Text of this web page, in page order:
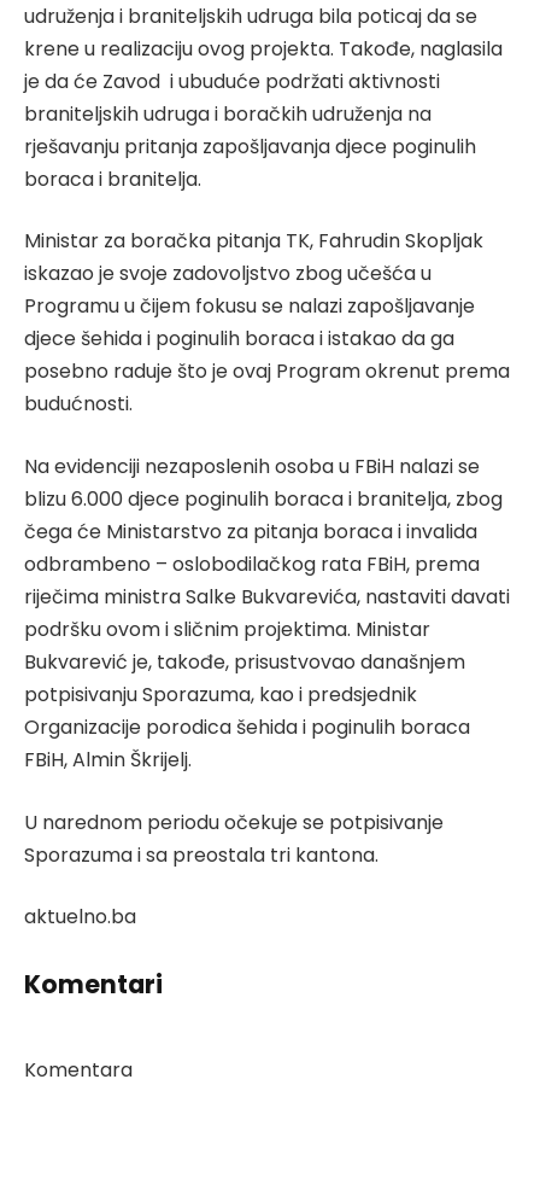
udruženja i braniteljskih udruga bila poticaj da se
krene u realizaciju ovog projekta. Takođe, naglasila
je da će Zavod i ubuduće podržati aktivnosti
braniteljskih udruga i boračkih udruženja na
rješavanju pritanja zapošljavanja djece poginulih
boraca i branitelja.
Ministar za boračka pitanja TK, Fahrudin Skopljak
iskazao je svoje zadovoljstvo zbog učešća u
Programu u čijem fokusu se nalazi zapošljavanje
djece šehida i poginulih boraca i istakao da ga
posebno raduje što je ovaj Program okrenut prema
budućnosti.
Na evidenciji nezaposlenih osoba u FBiH nalazi se
blizu 6.000 djece poginulih boraca i branitelja, zbog
čega će Ministarstvo za pitanja boraca i invalida
odbrambeno – oslobodilačkog rata FBiH, prema
riječima ministra Salke Bukvarevića, nastaviti davati
podršku ovom i sličnim projektima. Ministar
Bukvarević je, takođe, prisustvovao današnjem
potpisivanju Sporazuma, kao i predsjednik
Organizacije porodica šehida i poginulih boraca
FBiH, Almin Škrijelj.
U narednom periodu očekuje se potpisivanje
Sporazuma i sa preostala tri kantona.
aktuelno.ba
Komentari
Komentara